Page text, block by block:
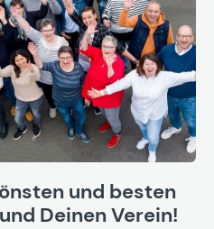
und besten
Deinen Verein!